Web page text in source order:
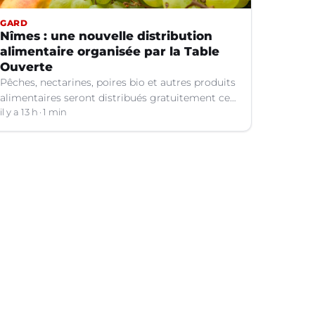
GARD
Nîmes : une nouvelle distribution
alimentaire organisée par la Table
Ouverte
Pêches, nectarines, poires bio et autres produits
alimentaires seront distribués gratuitement ce
vendredi 7 août par les bénévoles de la Table
Ouverte à Nîmes (Gard).
il y a 13 h 1 min